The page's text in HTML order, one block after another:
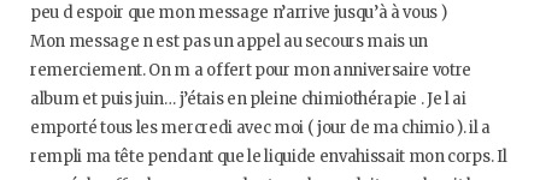
peu d espoir que mon message n’arrive jusqu’à à vous )
Mon message n est pas un appel au secours mais un
remerciement. On m a offert pour mon anniversaire votre
album et puis juin… j’étais en pleine chimiothérapie . Je l ai
emporté tous les mercredi avec moi ( jour de ma chimio ). il a
rempli ma tête pendant que le liquide envahissait mon corps. Il